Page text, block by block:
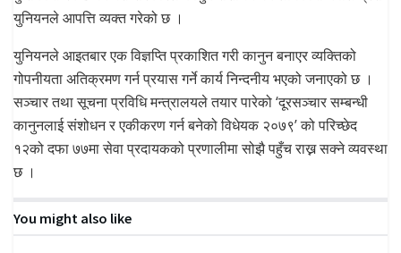
युनियनले आपत्ति व्यक्त गरेको छ ।
युनियनले आइतबार एक विज्ञप्ति प्रकाशित गरी कानुन बनाएर व्यक्तिको
गोपनीयता अतिक्रमण गर्न प्रयास गर्ने कार्य निन्दनीय भएको जनाएको छ ।
सञ्चार तथा सूचना प्रविधि मन्त्रालयले तयार पारेको ‘दूरसञ्चार सम्बन्धी
कानुनलाई संशोधन र एकीकरण गर्न बनेको विधेयक २०७९’ को परिच्छेद
१२को दफा ७७मा सेवा प्रदायकको प्रणालीमा सोझै पहुँच राख्न सक्ने व्यवस्था
छ ।
You might also like